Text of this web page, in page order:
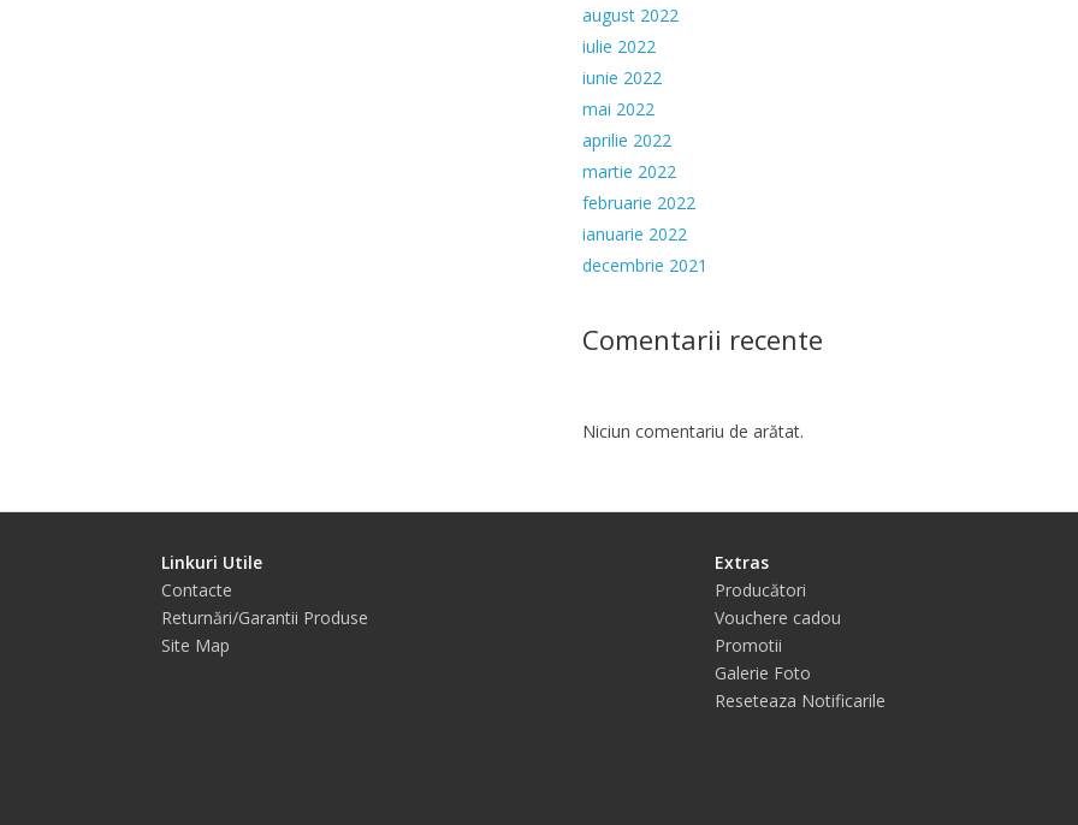
august 2022
iulie 2022
iunie 2022
mai 2022
aprilie 2022
martie 2022
februarie 2022
ianuarie 2022
decembrie 2021
Comentarii recente
Niciun comentariu de arătat.
Linkuri Utile
Contacte
Returnări/Garantii Produse
Site Map
Extras
Producători
Vouchere cadou
Promotii
Galerie Foto
Reseteaza Notificarile